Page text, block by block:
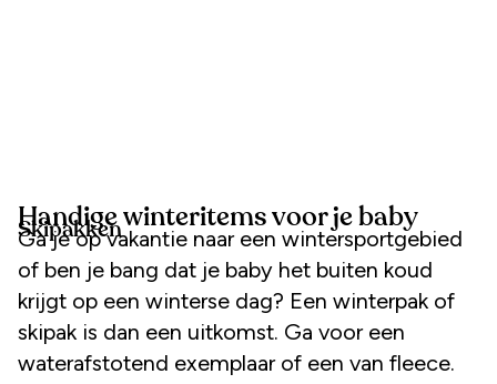
Handige winteritems voor je baby
Skipakken
Ga je op vakantie naar een wintersportgebied
of ben je bang dat je baby het buiten koud
krijgt op een winterse dag? Een winterpak of
skipak is dan een uitkomst. Ga voor een
waterafstotend exemplaar of een van fleece.